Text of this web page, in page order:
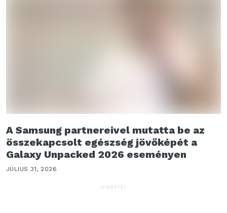
A Samsung partnereivel mutatta be az
összekapcsolt egészség jövőképét a
Galaxy Unpacked 2026 eseményen
JÚLIUS 31, 2026
HIRDETÉS